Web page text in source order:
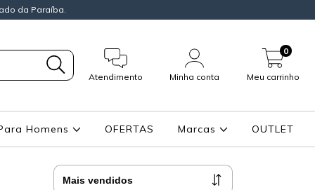
da Paraíba.
Atendimento Minha conta Meu carrinho
0
Homens OFERTAS Marcas OUTLET